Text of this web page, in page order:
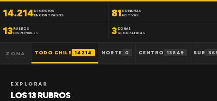
14.214NEGOCIOS
ENCONTRADOS
81 COMUNAS
ACTIVAS
13RUBROS
DISPONIBLES
3 ZONAS
GEOGRAFICAS
ZONA TODO CHILE 14214 NORTE 0 CENTRO 13849 SUR
EXPLORAR
LOS 13 RUBROS